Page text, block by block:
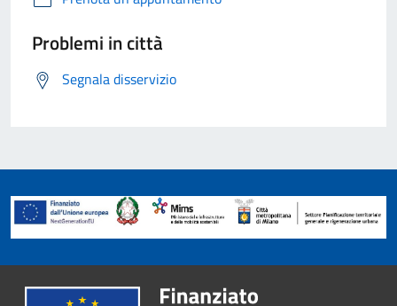
Problemi in città
Segnala disservizio